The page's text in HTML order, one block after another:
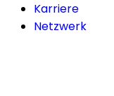
Karriere
Netzwerk